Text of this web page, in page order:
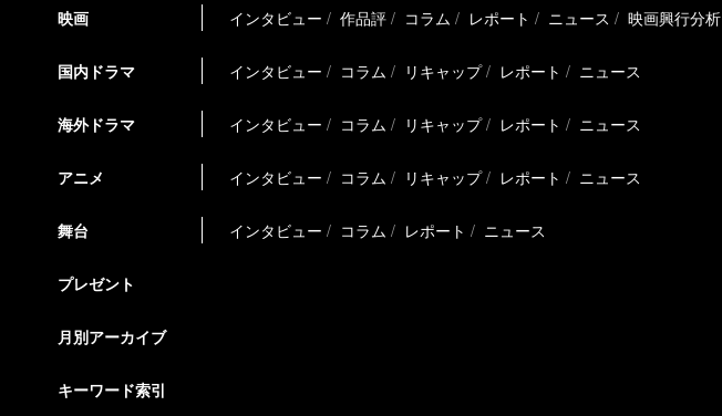
映画 インタビュー 作品評 コラム レポート ニュース 映画興行分析
国内ドラマ インタビュー コラム リキャップ レポート ニュース
海外ドラマ インタビュー コラム リキャップ レポート ニュース
アニメ インタビュー コラム リキャップ レポート ニュース
舞台 インタビュー コラム レポート ニュース
プレゼント
月別アーカイブ
キーワード索引